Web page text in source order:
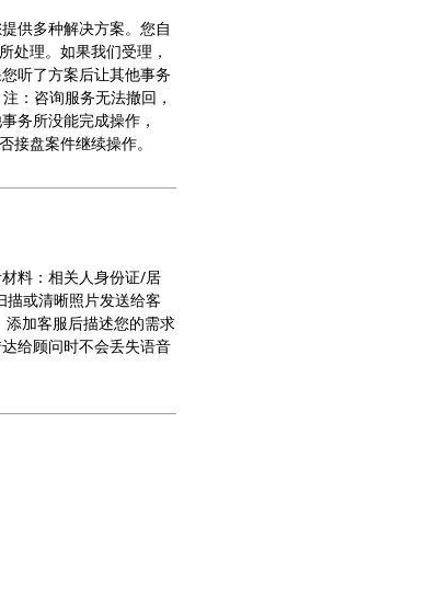
供多种解决方案。您自
处理。如果我们受理，
听了方案后让其他事务
：咨询服务无法撤回，
务所没能完成操作，
接盘案件继续操作。
料：相关人身份证/居
描或清晰照片发送给客
加客服后描述您的需求
给顾问时不会丢失语音